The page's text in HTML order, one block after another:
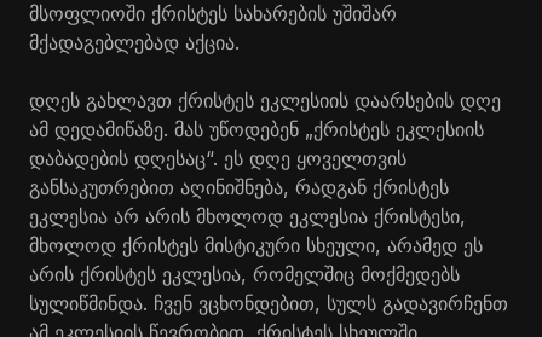
მსოფლიოში ქრისტეს სახარების უშიშარ
მქადაგებლებად აქცია.
დღეს გახლავთ ქრისტეს ეკლესიის დაარსების დღე
ამ დედამიწაზე. მას უწოდებენ „ქრისტეს ეკლესიის
დაბადების დღესაც“. ეს დღე ყოველთვის
განსაკუთრებით აღინიშნება, რადგან ქრისტეს
ეკლესია არ არის მხოლოდ ეკლესია ქრისტესი,
მხოლოდ ქრისტეს მისტიკური სხეული, არამედ ეს
არის ქრისტეს ეკლესია, რომელშიც მოქმედებს
სულიწმინდა. ჩვენ ვცხონდებით, სულს გადავირჩენთ
ამ ეკლესიის წევრობით, ქრისტეს სხეულში